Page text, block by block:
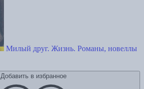
Милый друг. Жизнь. Романы, новеллы
Добавить в избранное